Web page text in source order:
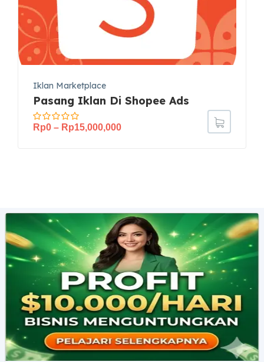
Iklan Marketplace
Pasang Iklan Di Shopee Ads
Rp0 – Rp15,000,000